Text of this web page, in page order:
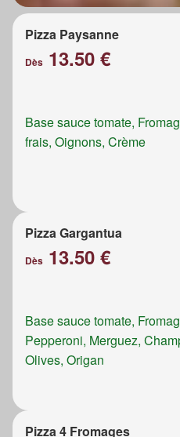
Pizza Paysanne
Dès 13.50 €
Base sauce tomate,
frais, Oignons, Crème
Pizza Gargantua
Dès 13.50 €
Base sauce tomate,
Pepperoni, Merguez,
Olives, Origan
Pizza 4 Fromages